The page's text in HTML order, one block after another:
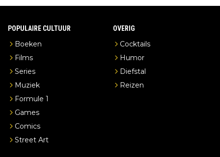
POPULAIRE CULTUUR
Boeken
Films
Series
Muziek
Formule 1
Games
Comics
Street Art
OVERIG
Cocktails
Humor
Diefstal
Reizen